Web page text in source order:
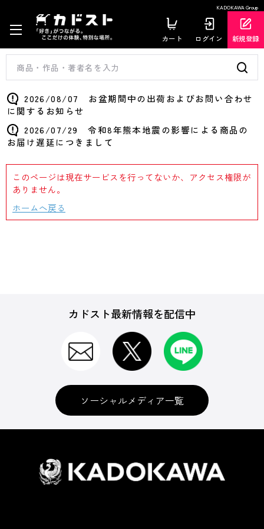
KADOKAWA Group
カート ログイン 新規登録
2026/08/07 お盆期間中の出荷およびお問い合わせ
に関するお知らせ
2026/07/29 令和8年熊本地震の影響による商品の
お届け遅延につきまして
このページは現在サービスを行ってないか、アクセス権限が
ありません。
ホームへ戻る
カドスト最新情報を配信中
ソーシャルメディア一覧